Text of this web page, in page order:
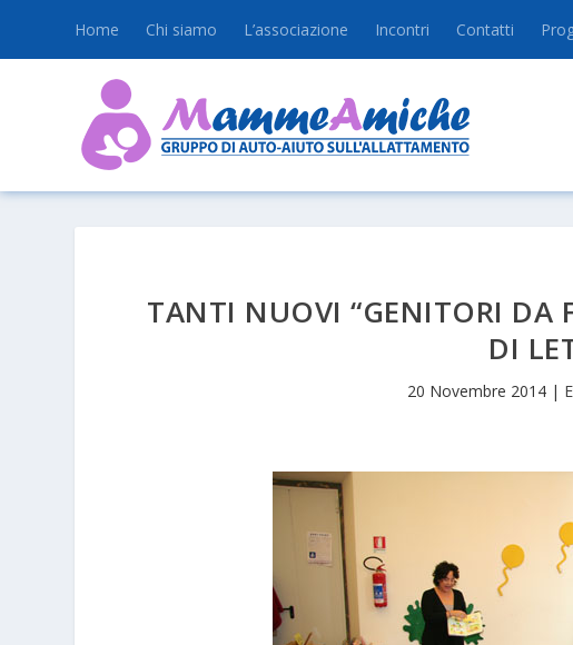
Home Chi siamo L’associazione Incontri Contatti
TANTI NUOVI “GENITORI DA
DI
20 Novembre 2014 |